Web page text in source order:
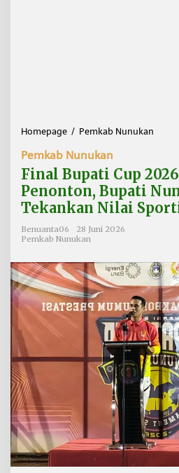
Homepage / Pemkab Nunukan
a
l
B
u
C
u
p
2
0
2
6
D
i
s
e
r
b
u
P
Pemkab Nunukan
Final Bupati Cup
Penonton, Bupati
Tekankan Nilai
Benuanta06
28 Juni 2026
Pemkab Nunukan